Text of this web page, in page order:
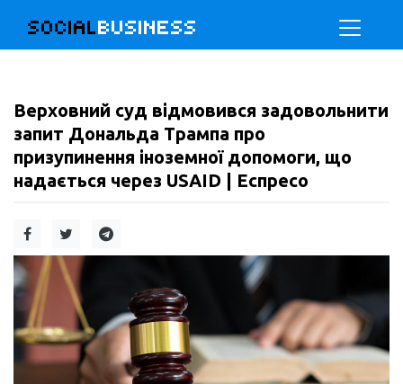
SOCIALBUSINESS
Верховний суд відмовився задовольнити
запит Дональда Трампа про
призупинення іноземної допомоги, що
надається через USAID | Еспресо